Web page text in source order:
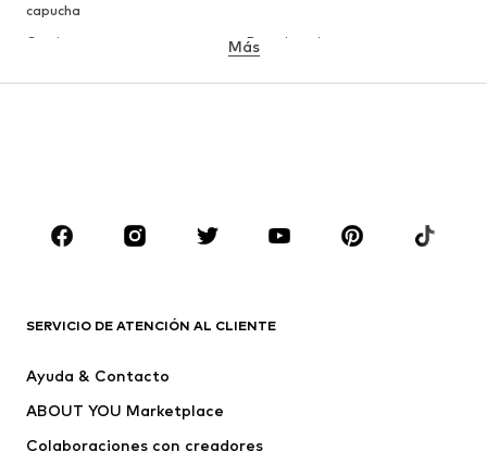
capucha
Camisetas
Ropa interior
ROPA
Camisetas
Jeans
Pantalones
Ropa interior
Jerséis y cárdigans
Más
SERVICIO DE ATENCIÓN AL CLIENTE
Ayuda & Contacto
ABOUT YOU Marketplace
Colaboraciones con creadores